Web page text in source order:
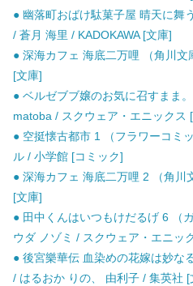
● 幽落町おばけ駄菓子屋 晴天に舞
/ 蒼月 海里 / KADOKAWA [文庫]
● 深海カフェ 海底二万哩 （角川文
[文庫]
● ベルゼブブ嬢のお気に召すまま
matoba / スクウェア・エニックス
● 空挺懐古都市 1 （フラワーコミ
ル / 小学館 [コミック]
● 深海カフェ 海底二万哩 2 （角川
[文庫]
● 田中くんはいつもけだるげ 6 （
ウダ ノゾミ / スクウェア・エニッ
● 後宮樂華伝 血染めの花嫁は妙な
/ はるおか りの、 由利子 / 集英社 [